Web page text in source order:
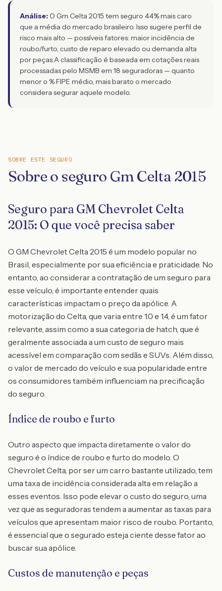
Análise: O Gm Celta 2015 tem seguro 44% mais caro
que a média do mercado brasileiro. Isso sugere perfil de
risco mais alto — possíveis fatores: maior incidência de
roubo/furto, custo de reparo elevado ou demanda alta
por peças.A classificação é baseada em cotações reais
processadas pelo MSMB em 18 seguradoras — quanto
menor o % FIPE médio, mais barato o mercado
considera segurar aquele modelo.
SOBRE ESTE SEGURO
Sobre o seguro Gm Celta 2015
Seguro para GM Chevrolet Celta
2015: O que você precisa saber
O GM Chevrolet Celta 2015 é um modelo popular no
Brasil, especialmente por sua eficiência e praticidade. No
entanto, ao considerar a contratação de um seguro para
esse veículo, é importante entender quais
características impactam o preço da apólice. A
motorização do Celta, que varia entre 1.0 e 1.4, é um fator
relevante, assim como a sua categoria de hatch, que é
geralmente associada a um custo de seguro mais
acessível em comparação com sedãs e SUVs. Além disso,
o valor de mercado do veículo e sua popularidade entre
os consumidores também influenciam na precificação
do seguro.
Índice de roubo e furto
Outro aspecto que impacta diretamente o valor do
seguro é o índice de roubo e furto do modelo. O
Chevrolet Celta, por ser um carro bastante utilizado, tem
uma taxa de incidência considerada alta em relação a
esses eventos. Isso pode elevar o custo do seguro, uma
vez que as seguradoras tendem a aumentar as taxas para
veículos que apresentam maior risco de roubo. Portanto,
é essencial que o segurado esteja ciente desse fator ao
buscar sua apólice.
Custos de manutenção e peças